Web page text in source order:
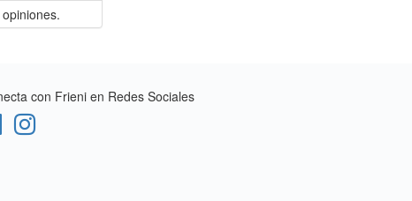
con Frieni en Redes Sociales